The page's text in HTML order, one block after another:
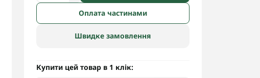
Оплата частинами
Швидке замовлення
Купити цей товар в 1 клік: